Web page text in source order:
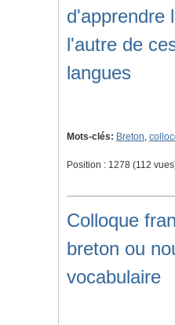
d'apprendre
l'autre de
langues
Mots-clés: Breton,
Position : 1278 (112
Colloque
breton ou
vocabulaire